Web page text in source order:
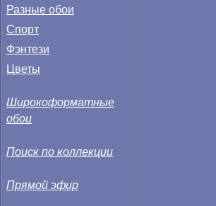
Разные обои
Спорт
Фэнтези
Цветы
Широкоформатные
обои
Поиск по коллекции
Прямой эфир